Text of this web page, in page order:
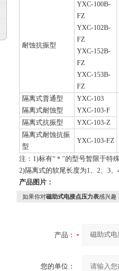
耐蚀抗振型
YXC-100B-
FZ
YXC-102B-
FZ
YXC-152B-
FZ
YXC-153B-
FZ
隔离式普通型
隔离式耐蚀型
YXC-103
YXC-103-F
隔离式抗振型
YXC-103-Z
隔离式耐蚀抗振
型
YXC-103-FZ
注：1)标有“＊"的型号暂限于特
2)隔离式的软尾长度为1、2、3
产品图片：
如果你对磁助式电接点压力表感兴趣
产品：
您的单位：